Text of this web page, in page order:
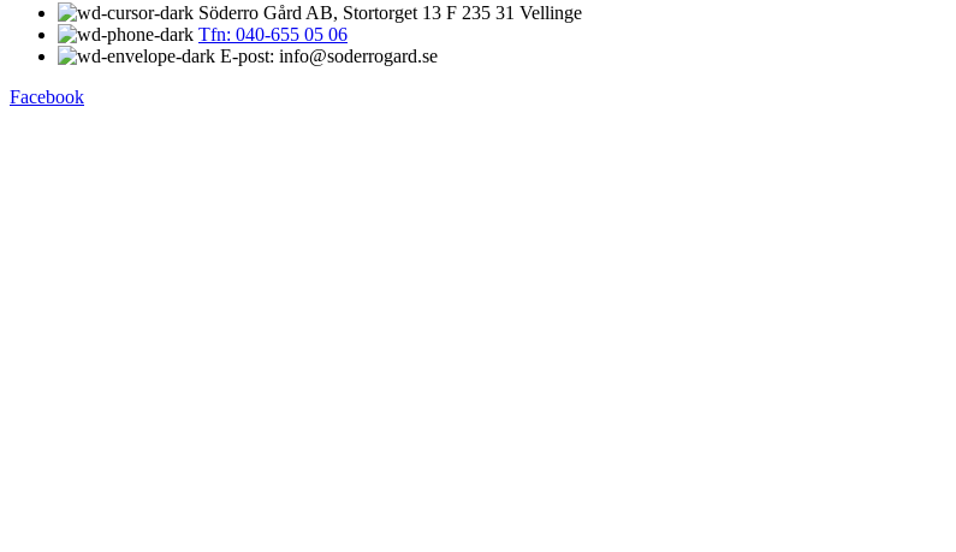
Söderro Gård AB, Stortorget 13 F 235 31 Vellinge
Tfn: 040-655 05 06
E-post: info@soderrogard.se
Facebook